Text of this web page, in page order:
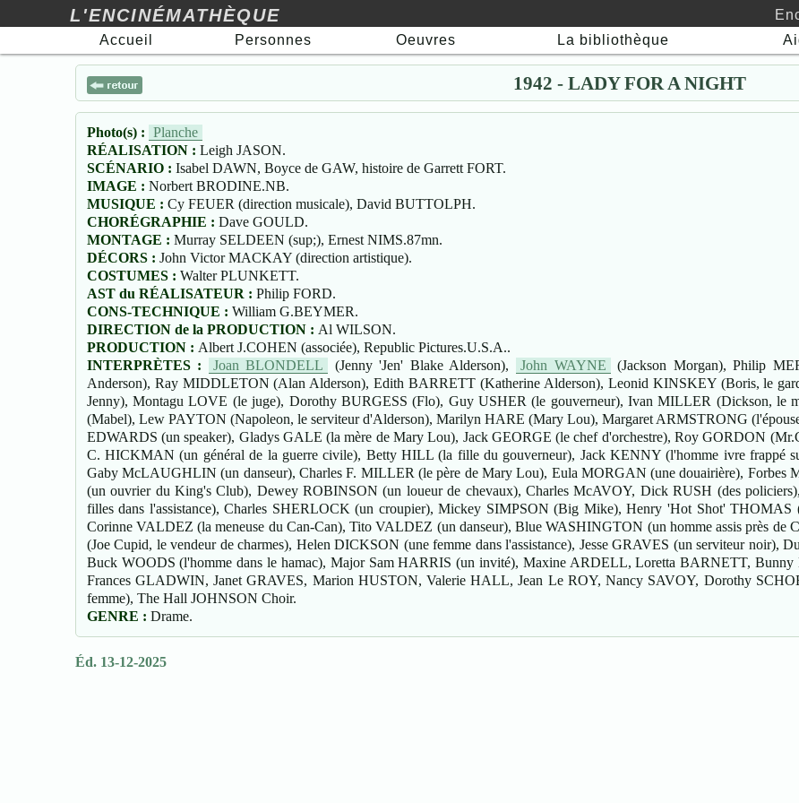
L'ENCINÉMATHÈQUE
Accueil
Personnes Oeuvres La bibliothèque
1942 - LADY FOR A NIGHT
Photo(s) : Planche
RÉALISATION : Leigh JASON.
SCÉNARIO : Isabel DAWN, Boyce de GAW, histoire de Garrett FORT.
IMAGE : Norbert BRODINE.NB.
MUSIQUE : Cy FEUER (direction musicale), David BUTTOLPH.
CHORÉGRAPHIE : Dave GOULD.
MONTAGE : Murray SELDEEN (sup;), Ernest NIMS.87mn.
DÉCORS : John Victor MACKAY (direction artistique).
COSTUMES : Walter PLUNKETT.
AST du RÉALISATEUR : Philip FORD.
CONS-TECHNIQUE : William G.BEYMER.
DIRECTION de la PRODUCTION : Al WILSON.
PRODUCTION : Albert J.COHEN (associée), Republic Pictures.U.S.A..
INTERPRÈTES :
Joan BLONDELL (Jenny 'Jen' Blake Alderson), John WAYNE
(Jackson Morgan), Philip
Anderson), Ray MIDDLETON (Alan Alderson), Edith BARRETT (Katherine Alderson), Leonid KINSKEY (Boris, le
Jenny), Montagu LOVE (le juge), Dorothy BURGESS (Flo), Guy USHER (le gouverneur), Ivan MILLER (Dickson, le
(Mabel), Lew PAYTON (Napoleon, le serviteur d'Alderson), Marilyn HARE (Mary Lou), Margaret ARMSTRONG
EDWARDS (un speaker), Gladys GALE (la mère de Mary Lou), Jack GEORGE (le chef d'orchestre), Roy GORDON
C. HICKMAN (un général de la guerre civile), Betty HILL (la fille du gouverneur), Jack KENNY (l'homme ivre frappé
Gaby McLAUGHLIN (un danseur), Charles F. MILLER (le père de Mary Lou), Eula MORGAN (une douairière), Forbes
(un ouvrier du King's Club), Dewey ROBINSON (un loueur de chevaux), Charles McAVOY, Dick RUSH (des
filles dans l'assistance), Charles SHERLOCK (un croupier), Mickey SIMPSON (Big Mike), Henry 'Hot Shot'
Corinne VALDEZ (la meneuse du Can-Can), Tito VALDEZ (un danseur), Blue WASHINGTON (un homme assis près de
(Joe Cupid, le vendeur de charmes), Helen DICKSON (une femme dans l'assistance), Jesse GRAVES (un serviteur noir),
Buck WOODS (l'homme dans le hamac), Major Sam HARRIS (un invité), Maxine ARDELL, Loretta BARNETT,
Frances GLADWIN, Janet GRAVES, Marion HUSTON, Valerie HALL, Jean Le ROY, Nancy SAVOY, Dorothy
femme), The Hall JOHNSON Choir.
GENRE : Drame.
Éd. 13-12-2025